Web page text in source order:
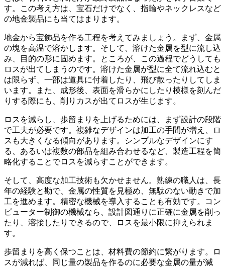
す。この考え方は、宝石だけでなく、指輪やネックレスなど
の地金製品にも当てはまります。
地金から宝飾品を作る工程を考えてみましょう。まず、金属
の塊を高温で溶かします。そして、溶けた金属を型に流し込
み、目的の形に固めます。ところが、この過程でどうしても
ロスが出てしまうのです。 溶けた金属が型に全て流れ込むと
は限らず、一部は道具に付着したり、飛び散ったりしてしま
います。また、成形後、表面を滑らかにしたり模様を刻んだ
りする際にも、削りカスが出てロスが生じます。
ロスを減らし、歩留まりを上げるためには、
まず設計の段階
で工夫が必要です。複雑なデザインは加工の手間が増え、ロ
スも大きくなる傾向があります。シンプルなデザインにす
る、あるいは複数の部品を組み合わせるなど、製造工程を簡
略化することでロスを減らすことができます。
そして、 高度な加工技術も欠かせません。熟練の職人は、長
年の経験と勘で、金属の性質を見極め、無駄のない動きで加
工を進めます。精密な機械を導入することも有効です。コン
ピューター制御の機械なら、 設計図通りに正確に金属を削っ
たり、溶接したりできるので、ロスを最小限に抑えられま
す。
歩留まりを高く保つことは、 材料費の節約に繋がります。ロ
スが減れば、同じ量の製品を作るのに必要な金属の量が減